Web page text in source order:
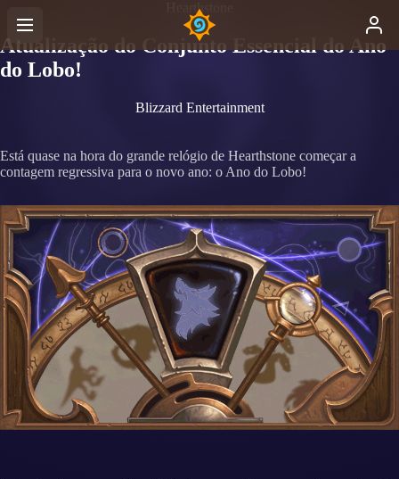
Hearthstone
Atualização do Conjunto Essencial do Ano
do Lobo!
Blizzard Entertainment
Está quase na hora do grande relógio de Hearthstone começar a
contagem regressiva para o novo ano: o Ano do Lobo!